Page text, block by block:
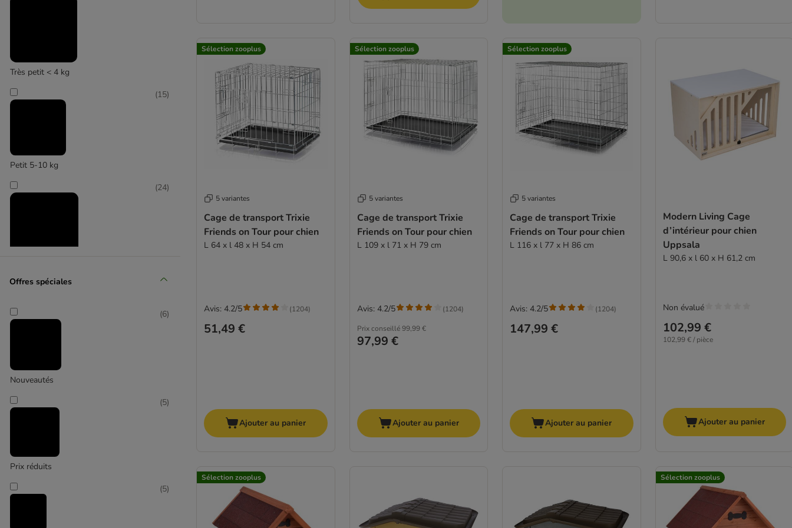
Très petit < 4 kg
Petit 5-10 kg
(15)
(24)
Grand 26-44 kg
Très grand > 45 kg
Offres spéciales
Nouveautés
(6)
Prix réduits
(5)
(5)
Sélection zooplus
5 variantes
Cage de transport Trixie
Friends on Tour pour chien
L 64 x l 48 x H 54 cm
51,49 €
Avis: 4.2/5 (1204)
Ajouter au panier
Sélection zooplus
5 variantes
Cage de transport Trixie
Friends on Tour pour chien
L 109 x l 71 x H 79 cm
Prix conseillé 99,99 €
97,99 €
Avis: 4.2/5 (1204)
Ajouter au panier
Sélection zooplus
5 variantes
Cage de transport Trixie
Friends on Tour pour chien
L 116 x l 77 x H 86 cm
147,99 €
Avis: 4.2/5 (1204)
Ajouter au panier
Modern Living Cage
d’intérieur pour chien
Uppsala
L 90,6 x l 60 x H 61,2 cm
102,99 €
102,99 € / pièce
Non évalué
Ajouter au panier
Sélection zooplus Sélection zooplus